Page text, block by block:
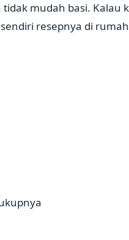
mudah basi. Kalau
resepnya di